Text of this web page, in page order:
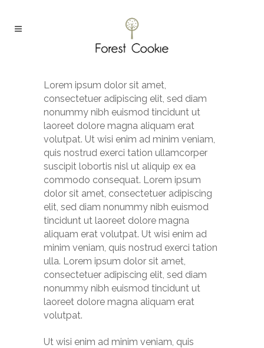
Lorem ipsum dolor sit amet,
consectetuer adipiscing elit, sed diam
nonummy nibh euismod tincidunt ut
laoreet dolore magna aliquam erat
volutpat. Ut wisi enim ad minim veniam,
quis nostrud exerci tation ullamcorper
suscipit lobortis nisl ut aliquip ex ea
commodo consequat. Lorem ipsum
dolor sit amet, consectetuer adipiscing
elit, sed diam nonummy nibh euismod
tincidunt ut laoreet dolore magna
aliquam erat volutpat. Ut wisi enim ad
minim veniam, quis nostrud exerci tation
ulla. Lorem ipsum dolor sit amet,
consectetuer adipiscing elit, sed diam
nonummy nibh euismod tincidunt ut
laoreet dolore magna aliquam erat
volutpat.
Ut wisi enim ad minim veniam, quis